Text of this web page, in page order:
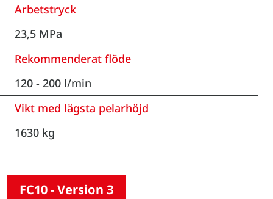
Arbetstryck
23,5 MPa
Rekommenderat flöde
120 - 200 l/min
Vikt med lägsta pelarhöjd
1630 kg
FC10 - Version 3